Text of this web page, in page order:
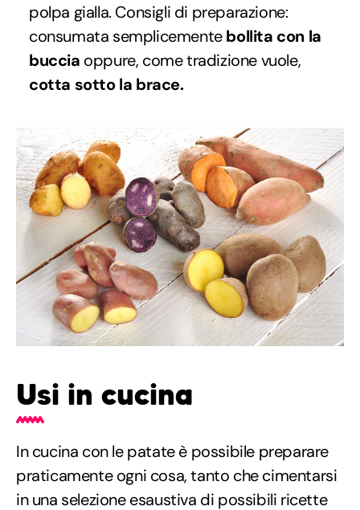
polpa gialla. Consigli di preparazione:
consumata semplicementebollita con la
buccia oppure, come tradizione vuole,
cotta sotto la brace.
Usi in cucina
In cucina con le patate è possibile preparare
praticamente ogni cosa, tanto che cimentarsi
in una selezione esaustiva di possibili ricette